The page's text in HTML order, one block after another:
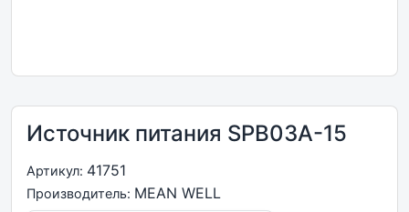
Источник питания SPB03A-15
Артикул: 41751
Производитель: MEAN WELL